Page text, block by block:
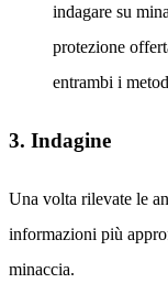
indagare su
protezione
entrambi i
3. Indagine
Una volta rilevate le
informazioni più
minaccia.